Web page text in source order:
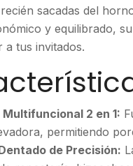
sacadas del
y equilibrado,
a tus invitados.
Multifuncional 2 en 1:
permitiendo
de Precisión: